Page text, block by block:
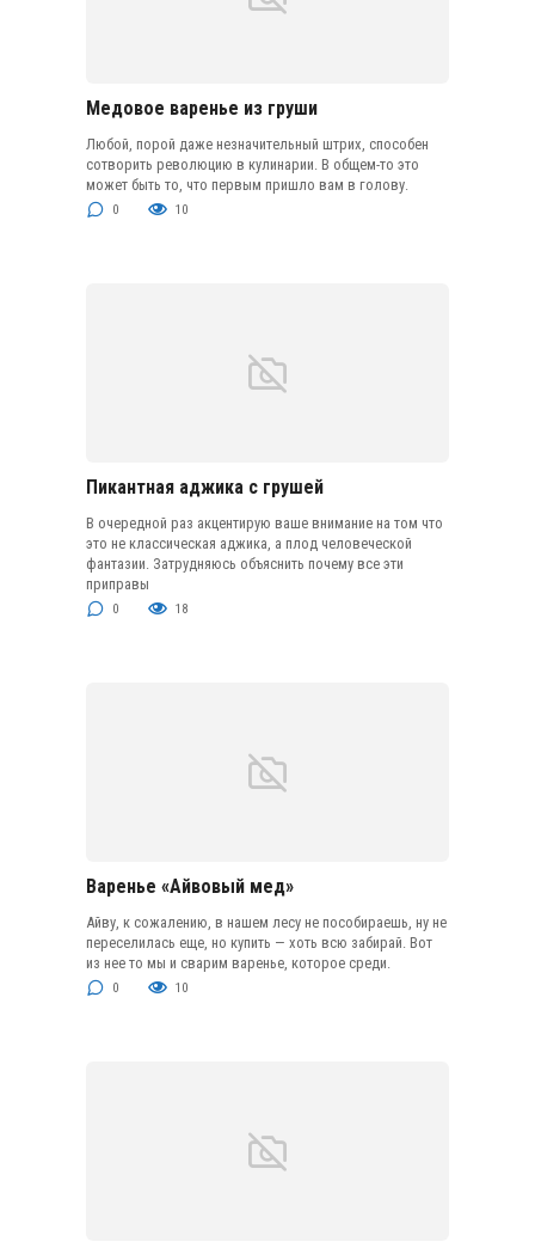
Медовое варенье из груши
Любой, порой даже незначительный штрих, способен
сотворить революцию в кулинарии. В общем-то это
может быть то, что первым пришло вам в голову.
0 10
Пикантная аджика с грушей
В очередной раз акцентирую ваше внимание на том что
это не классическая аджика, а плод человеческой
фантазии. Затрудняюсь объяснить почему все эти
приправы
0 18
Варенье «Айвовый мед»
Айву, к сожалению, в нашем лесу не пособираешь, ну не
переселилась еще, но купить — хоть всю забирай. Вот
из нее то мы и сварим варенье, которое среди.
0 10